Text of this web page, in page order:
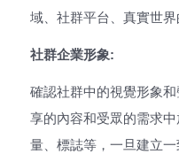
域、社群平台、真實世
社群企業形象:
確認社群中的視覺形象
享的內容和受眾的需求
量、標誌等，一旦建立